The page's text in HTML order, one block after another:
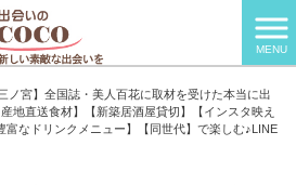
MENU
ノ宮】全国誌・美人百花に取材を受けた本当に出
地直送食材】【新築居酒屋貸切】【インスタ映え
なドリンクメニュー】【同世代】で楽しむ♪LINE